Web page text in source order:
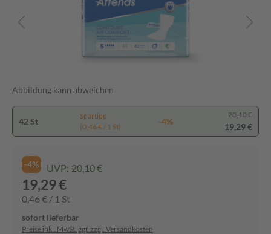
Abbildung kann abweichen
42 St
Spartipp
(0,46 € / 1 St)
-4%
20,10 €
19,29 €
-4% UVP: 20,10 €
19,29 €
0,46 € / 1 St
sofort lieferbar
Preise inkl. MwSt. ggf. zzgl. Versandkosten